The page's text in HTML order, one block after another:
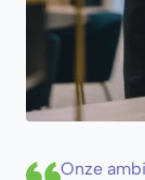
Onze